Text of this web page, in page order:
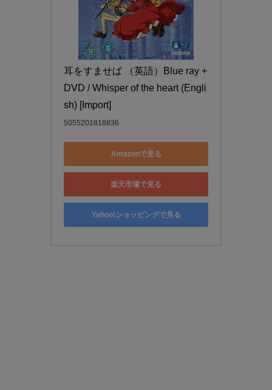
耳をすませば （英語）Blue ray +
DVD / Whisper of the heart (Engli
sh) [Import]
5055201818836
Amazonで見る
楽天市場で見る
Yahoo!ショッピングで見る